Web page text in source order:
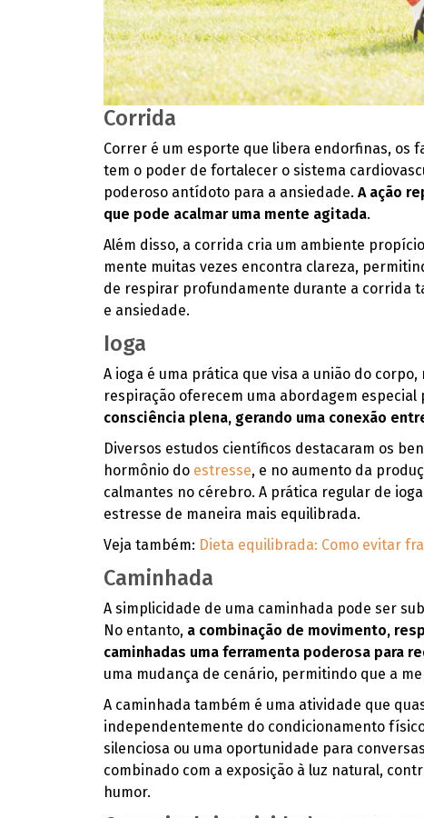
Corrida
Correr é um esporte que libera endorfinas, os
tem o poder de fortalecer o sistema
poderoso antídoto para a ansiedade. A ação
que pode acalmar uma mente agitada.
Além disso, a corrida cria um ambiente
mente muitas vezes encontra clareza,
de respirar profundamente durante a corrida
e ansiedade.
Ioga
A ioga é uma prática que visa a união do
respiração oferecem uma abordagem especial
consciência plena, gerando uma conexão
Diversos estudos científicos destacaram os
hormônio do estresse, e no aumento da
calmantes no cérebro. A prática regular de
estresse de maneira mais equilibrada.
Veja também: Dieta equilibrada: Como evitar
Caminhada
A simplicidade de uma caminhada pode ser
No entanto, a combinação de movimento,
caminhadas uma ferramenta poderosa para
uma mudança de cenário, permitindo que a
A caminhada também é uma atividade que
independentemente do condicionamento
silenciosa ou uma oportunidade para
combinado com a exposição à luz natural,
humor.